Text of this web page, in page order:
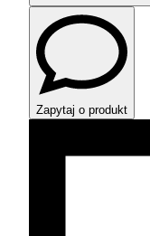
Zapytaj o produkt